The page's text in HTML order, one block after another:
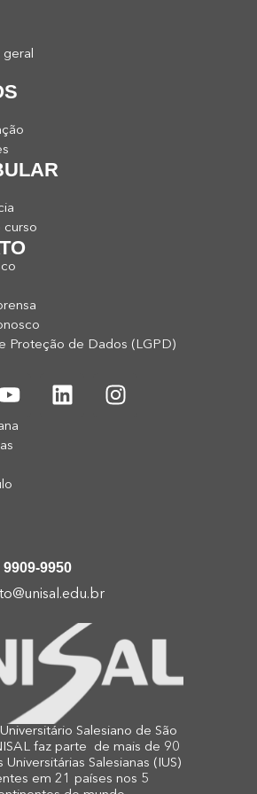
curso
Proteção de Dados (LGPD)
9909-9950
Salesiano de São
faz parte de mais de 90
Universitárias Salesianas (IUS)
em 21 países nos 5